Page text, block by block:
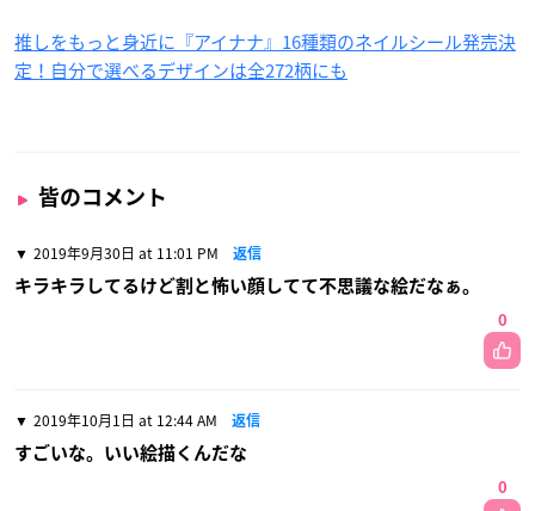
推しをもっと身近に『アイナナ』16種類のネイルシール発売決
定！自分で選べるデザインは全272柄にも
皆のコメント
2019年9月30日 at 11:01 PM 返信
キラキラしてるけど割と怖い顔してて不思議な絵だなぁ。
0
2019年10月1日 at 12:44 AM 返信
すごいな。いい絵描くんだな
0